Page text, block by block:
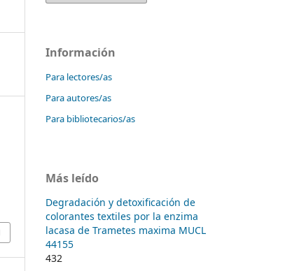
Información
Para lectores/as
Para autores/as
Para bibliotecarios/as
Más leído
Degradación y detoxificación de
colorantes textiles por la enzima
lacasa de Trametes maxima MUCL
44155
432